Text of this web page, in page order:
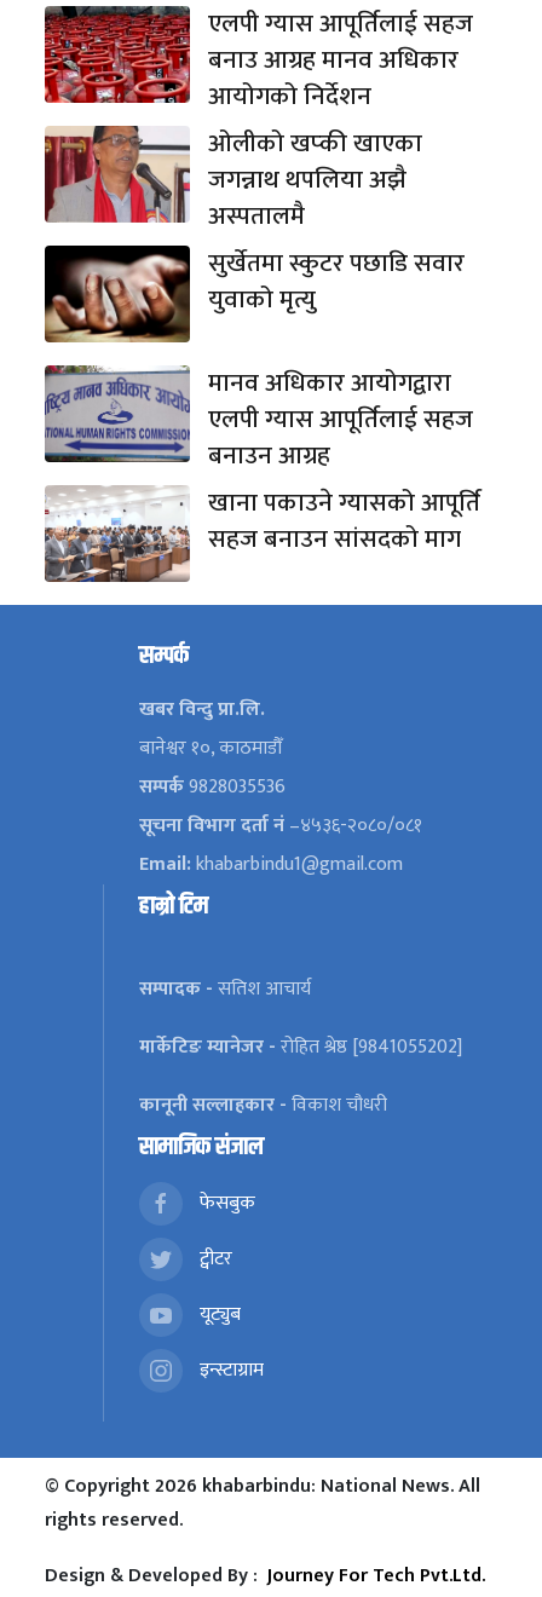
एलपी ग्यास आपूर्तिलाई सहज
बनाउ आग्रह मानव अधिकार
आयोगको निर्देशन
ओलीको खप्की खाएका
जगन्नाथ थपलिया अझै
अस्पतालमै
सुर्खेतमा स्कुटर पछाडि सवार
युवाको मृत्यु
मानव अधिकार आयोगद्वारा
एलपी ग्यास आपूर्तिलाई सहज
बनाउन आग्रह
खाना पकाउने ग्यासको आपूर्ति
सहज बनाउन सांसदको माग
सम्पर्क
खबर विन्दु प्रा.लि.
बानेश्वर १०, काठमाडौँ
सम्पर्क9828035536
सूचना विभाग दर्ता नं–४५३६-२०८०/०८१
Email:khabarbindu1@gmail.com
हाम्रो टिम
सम्पादक -सतिश आचार्य
मार्केटिङ म्यानेजर -रोहित श्रेष्ठ [9841055202]
कानूनी सल्लाहकार -विकाश चौधरी
सामाजिक संजाल
फेसबुक
ट्वीटर
यूट्युब
इन्स्टाग्राम
© Copyright 2026 khabarbindu: National News. All
rights reserved.
Design & Developed By :Journey For Tech Pvt.Ltd.